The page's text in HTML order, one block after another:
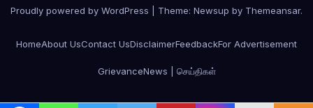
Proudly powered by WordPress Theme: Newsup by Themeansar.
HomeAbout UsContact UsDisclaimerFeedbackFor Advertisement
GrievanceNews | செய்திகள்